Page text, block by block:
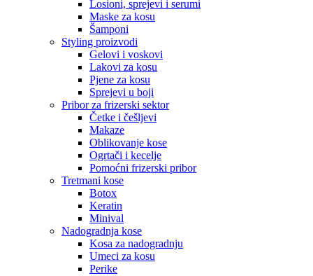
Losioni, sprejevi i serumi
Maske za kosu
Šamponi
Styling proizvodi
Gelovi i voskovi
Lakovi za kosu
Pjene za kosu
Sprejevi u boji
Pribor za frizerski sektor
Četke i češljevi
Makaze
Oblikovanje kose
Ogrtači i kecelje
Pomoćni frizerski pribor
Tretmani kose
Botox
Keratin
Minival
Nadogradnja kose
Kosa za nadogradnju
Umeci za kosu
Perike